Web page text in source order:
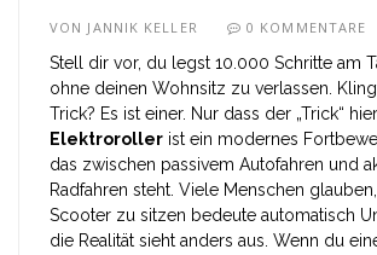
VON JANNIK KELLER 0 KOMMENTARE
Stell dir vor, du legst 10.000 Schritte am
ohne deinen Wohnsitz zu verlassen.
Trick? Es ist einer. Nur dass der „Trick“
Elektroroller ist ein modernes
das zwischen passivem Autofahren und
Radfahren steht Viele Menschen
Scooter zu sitzen bedeute automatisch
die Realität sieht anders aus. Wenn du